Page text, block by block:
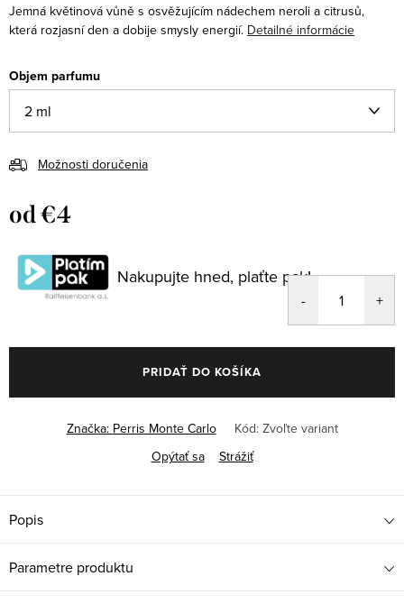
Jemná květinová vůně s osvěžujícím nádechem neroli a citrusů,
která rozjasní den a dobije smysly energií. Detailné informácie
Objem parfumu
Možnosti doručenia
od€4
cena:
Nakupujte hned, plaťte pak!
PRIDAŤ DO KOŠÍKA
Značka: Perris Monte Carlo Kód: Zvoľte variant
Opýtať sa
Strážiť
Popis
Parametre produktu